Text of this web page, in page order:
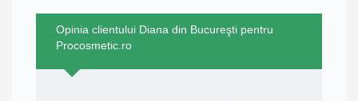
Opinia clientului Diana din Bucureşti pentru
Procosmetic.ro